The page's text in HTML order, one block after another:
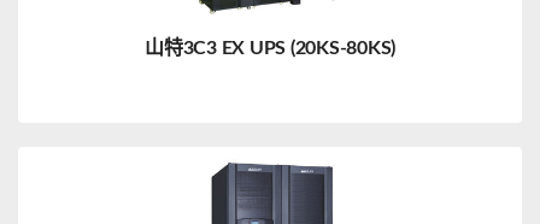
山特3C3 EX UPS (20KS-80KS)